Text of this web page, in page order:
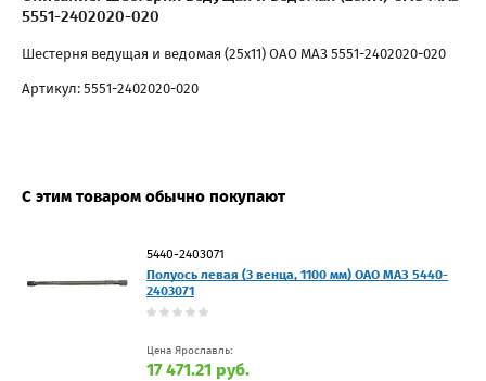
5551-2402020-020
Шестерня ведущая и ведомая (25х11) ОАО МАЗ 5551-2402020-020
Артикул: 5551-2402020-020
С этим товаром обычно покупают
5440-2403071
Полуось левая (3 венца, 1100 мм) ОАО МАЗ 5440-
2403071
Цена Ярославль:
17 471.21 руб.